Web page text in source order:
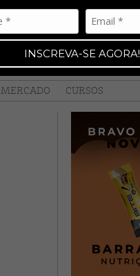
INSCREVA-SE AGORA!
MERCADO CURSOS